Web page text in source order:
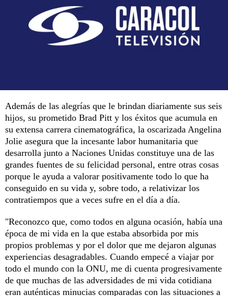
Además de las alegrías que le brindan diariamente sus seis
hijos, su prometido Brad Pitt y los éxitos que acumula en
su extensa carrera cinematográfica, la oscarizada Angelina
Jolie asegura que la incesante labor humanitaria que
desarrolla junto a Naciones Unidas constituye una de las
grandes fuentes de su felicidad personal, entre otras cosas
porque le ayuda a valorar positivamente todo lo que ha
conseguido en su vida y, sobre todo, a relativizar los
contratiempos que a veces sufre en el día a día.
"Reconozco que, como todos en alguna ocasión, había una
época de mi vida en la que estaba absorbida por mis
propios problemas y por el dolor que me dejaron algunas
experiencias desagradables. Cuando empecé a viajar por
todo el mundo con la ONU, me di cuenta progresivamente
de que muchas de las adversidades de mi vida cotidiana
eran auténticas minucias comparadas con las situaciones a